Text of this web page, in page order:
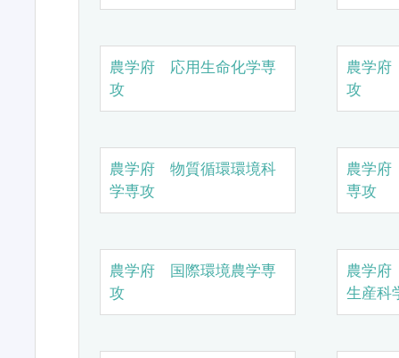
農学府 応用生命化学専
攻
農学
攻
農学府 物質循環環境科
学専攻
農学
専攻
農学府 国際環境農学専
攻
農学
生産科